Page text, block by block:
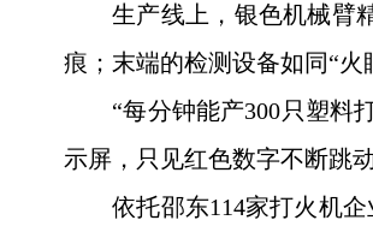
生产线上，银色机械臂
痕；末端的检测设备如同“
“每分钟能产300只塑料
示屏，只见红色数字不断跳
依托邵东114家打火机